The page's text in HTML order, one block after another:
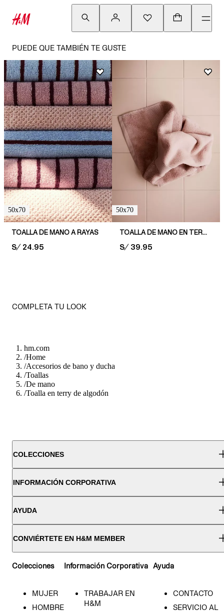
PUEDE QUE TAMBIÉN TE GUSTE
50x70
TOALLA DE MANO A RAYAS
PRICE:
S/ 24.95
50x70
TOALLA DE MANO EN TERRY SUAVE
PRICE:
S/ 39.95
COMPLETA TU LOOK
hm.com
/Home
/Accesorios de bano y ducha
/Toallas
/De mano
/Toalla en terry de algodón
COLECCIONES
INFORMACIÓN CORPORATIVA
AYUDA
CONVIÉRTETE EN H&M MEMBER
Colecciones
MUJER
HOMBRE
Información Corporativa
TRABAJAR EN
H&M
Ayuda
CONTACTO
SERVICIO AL